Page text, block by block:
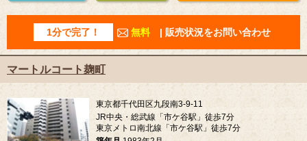
1分で完了！ 無料 | 販売状況をお問い合わせ
マートルコート麹町
東京都千代田区九段南3-9-11
JR中央・総武線「市ケ谷駅」徒歩7分
東京メトロ南北線「市ケ谷駅」徒歩7分